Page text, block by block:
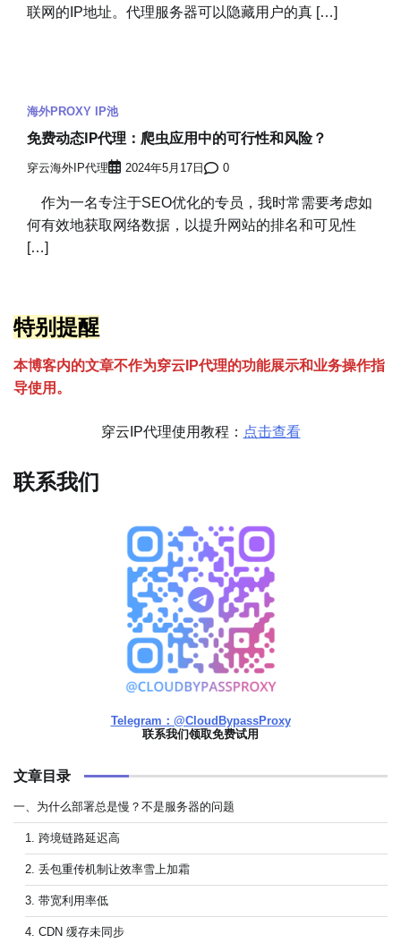
联网的IP地址。代理服务器可以隐藏用户的真 […]
海外PROXY IP池
免费动态IP代理：爬虫应用中的可行性和风险？
穿云海外IP代理 2024年5月17日 0
作为一名专注于SEO优化的专员，我时常需要考虑如
何有效地获取网络数据，以提升网站的排名和可见性
[…]
特别提醒
本博客内的文章不作为穿云 P代理的功能展示和业务操作指
导使用。
穿云IP代理使用教程： 点击查看
联系我们
Telegram：@CloudBypassProxy
联系我们领取免费试用
文章目录
一、为什么部署总是慢？不是服务器的问题
1. 跨境链路延迟高
2. 丢包重传机制让效率雪上加霜
3. 带宽利用率低
4. CDN 缓存未同步